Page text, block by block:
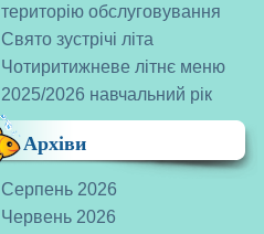
територію обслуговування
Свято зустрічі літа
Чотиритижневе літнє меню
2025/2026 навчальний рік
Архіви
Серпень 2026
Червень 2026